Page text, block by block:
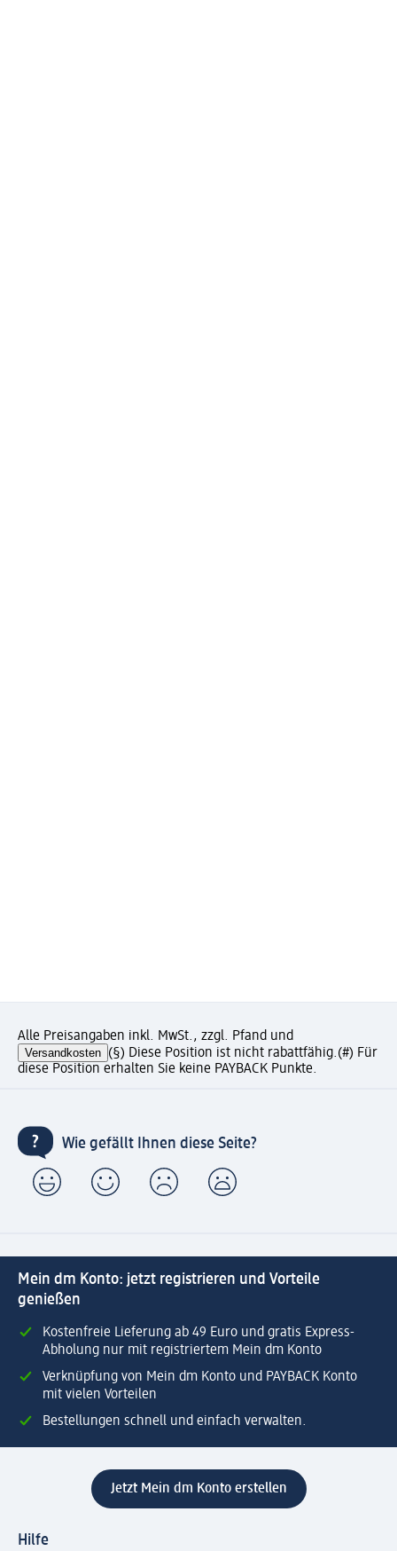
Alle Preisangaben inkl. MwSt., zzgl. Pfand und
Versandkosten (§) Diese Position ist nicht rabattfähig.(#) Für
diese Position erhalten Sie keine PAYBACK Punkte.
Wie gefällt Ihnen diese Seite?
Mein dm Konto: jetzt registrieren und Vorteile
genießen
Kostenfreie Lieferung ab 49 Euro und gratis Express-
Abholung nur mit registriertem Mein dm Konto
Verknüpfung von Mein dm Konto und PAYBACK Konto
mit vielen Vorteilen
Bestellungen schnell und einfach verwalten.
Jetzt Mein dm Konto erstellen
Hilfe